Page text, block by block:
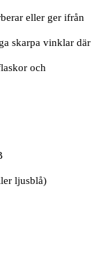
eller ger ifrån
skarpa vinklar där
och
ljusblå)